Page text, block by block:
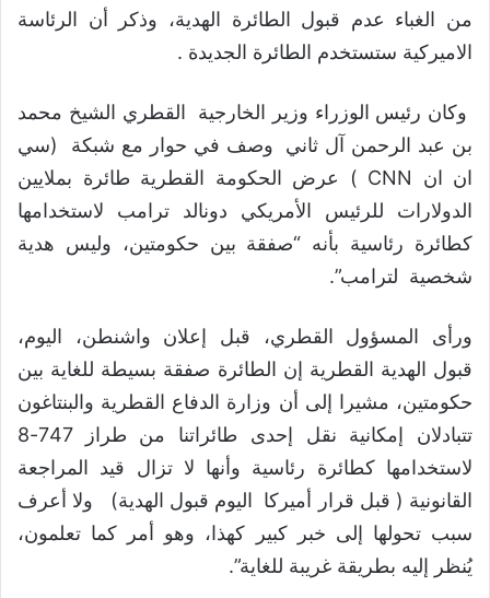
من الغباء عدم قبول الطائرة الهدية، وذكر أن الرئاسة
الاميركية ستستخدم الطائرة الجديدة .
وكان رئيس الوزراء وزير الخارجية القطري الشيخ محمد
بن عبد الرحمن آل ثاني وصف في حوار مع شبكة (سي
ان ان CNN ) عرض الحكومة القطرية طائرة بملايين
الدولارات للرئيس الأمريكي دونالد ترامب لاستخدامها
كطائرة رئاسية بأنه “صفقة بين حكومتين، وليس هدية
شخصية لترامب”.
ورأى المسؤول القطري، قبل إعلان واشنطن، اليوم،
قبول الهدية القطرية إن الطائرة صفقة بسيطة للغاية بين
حكومتين، مشيرا إلى أن وزارة الدفاع القطرية والبنتاغون
تتبادلان إمكانية نقل إحدى طائراتنا من طراز 747-8
لاستخدامها كطائرة رئاسية وأنها لا تزال قيد المراجعة
القانونية ( قبل قرار أميركا اليوم قبول الهدية) ولا أعرف
سبب تحولها إلى خبر كبير كهذا، وهو أمر كما تعلمون،
يُنظر إليه بطريقة غريبة للغاية”.